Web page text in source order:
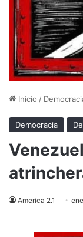
Inicio /
Democracia
America 2.1